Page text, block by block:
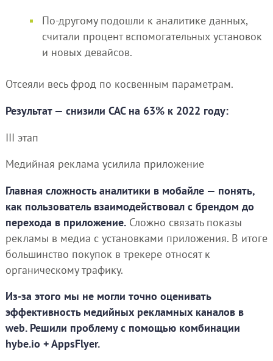
По-другому подошли к аналитике данных,
считали процент вспомогательных установок
и новых девайсов.
Отсеяли весь фрод по косвенным параметрам.
Результат — снизили CAC на 63% к 2022 году:
III этап
Медийная реклама усилила приложение
Главная сложность аналитики в мобайле — понять,
как пользователь взаимодействовал с брендом до
перехода в приложение.Сложно связать показы
рекламы в медиа с установками приложения. В итоге
большинство покупок в трекере относят к
органическому трафику.
Из-за этого мы не могли точно оценивать
эффективность медийных рекламных каналов в
web. Решили проблему с помощью комбинации
hybe.io + AppsFlyer.